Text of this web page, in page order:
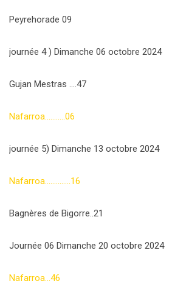
Peyrehorade 09
journée 4 ) Dimanche 06 octobre 2024
Gujan Mestras ….47
Nafarroa………..06
journée 5) Dimanche 13 octobre 2024
Nafarroa…………..16
Bagnères de Bigorre..21
Journée 06 Dimanche 20 octobre 2024
Nafarroa…46